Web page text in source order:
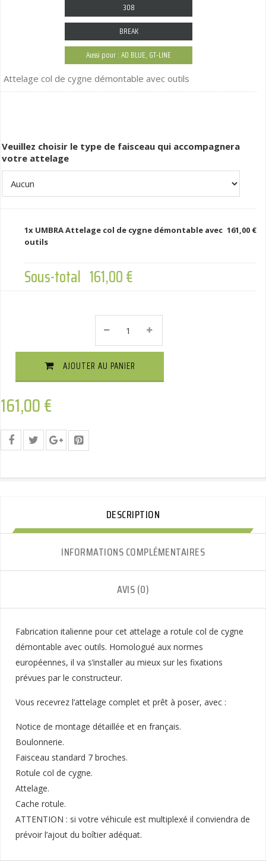
308
BREAK
Aussi pour : AD BLUE, GT-LINE
Attelage col de cygne démontable avec outils
Veuillez choisir le type de faisceau qui accompagnera
votre attelage
1x UMBRA Attelage col de cygne démontable avec
outils
161,00 €
Sous-total 161,00 €
Attelage
Col
De
Cygne
Démontable
AJOUTER AU PANIER
161,00€
DESCRIPTION
INFORMATIONS COMPLÉMENTAIRES
AVIS (0)
Fabrication italienne pour cet attelage a rotule col de cygne
démontable avec outils. Homologué aux normes
européennes, il va s’installer au mieux sur les fixations
prévues par le constructeur.
Vous recevrez l’attelage complet et prêt à poser, avec :
Notice de montage détaillée et en français.
Boulonnerie.
Faisceau standard 7 broches.
Rotule col de cygne.
Attelage.
Cache rotule.
ATTENTION : si votre véhicule est multiplexé il conviendra de
prévoir l’ajout du boîtier adéquat.